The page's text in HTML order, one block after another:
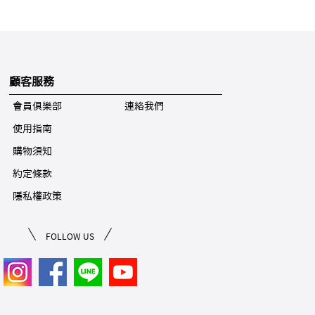
顧客服務
會員俱樂部
使用指南
購物須知
約定條款
隱私權政策
連絡我們
FOLLOW US